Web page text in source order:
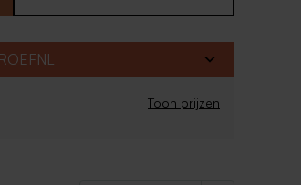
Toon prijzen